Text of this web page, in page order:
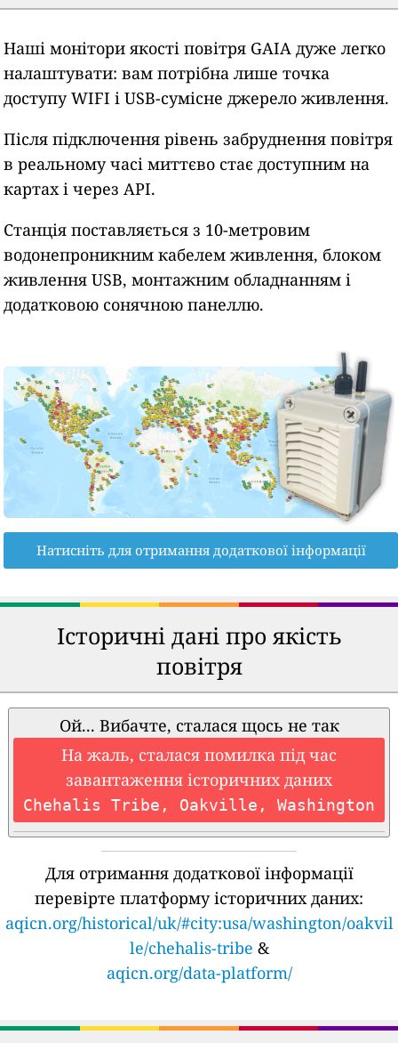
Наші монітори якості повітря GAIA дуже легко
налаштувати: вам потрібна лише точка
доступу WIFI і USB-сумісне джерело живлення.
Після підключення рівень забруднення повітря
в реальному часі миттєво стає доступним на
картах і через API.
Станція поставляється з 10-метровим
водонепроникним кабелем живлення, блоком
живлення USB, монтажним обладнанням і
додатковою сонячною панеллю.
Натисніть для отримання додаткової інформації
Історичні дані про якість
повітря
Ой... Вибачте, сталася щось не так
На жаль, сталася помилка під час
завантаження історичних даних
Chehalis Tribe, Oakville, Washington
Для отримання додаткової інформації
перевірте платформу історичних даних:
aqicn.org/historical/uk/#city:usa/washington/oakvil
le/chehalis-tribe &
aqicn.org/data-platform/